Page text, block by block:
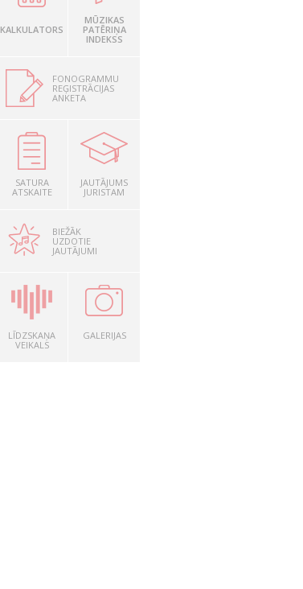
KALKULATORS
MŪZIKAS
PATĒRIŅA
INDEKSS
FONOGRAMMU
REĢISTRĀCIJAS
ANKETA
SATURA
ATSKAITE
JAUTĀJUMS
JURISTAM
BIEŽĀK
UZDOTIE
JAUTĀJUMI
LĪDZSKAŅA
VEIKALS
GALERIJAS